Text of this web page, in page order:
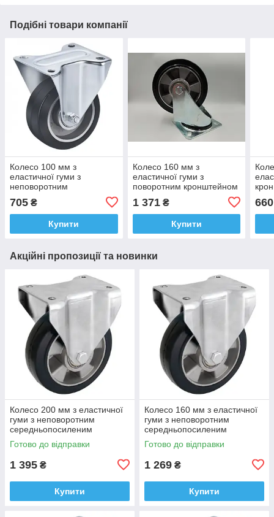
Подібні товари компанії
Колесо 100 мм з
еластичної гуми з
неповоротним
кронштейном "Standard"
(200 кг)
705 ₴
Купити
Колесо 160 мм з
еластичної гуми з
поворотним кронштейном
1 371₴
Купити
660
Акційні пропозиції та новинки
Колесо 200 мм з еластичної
гуми з неповоротним
середньопосиленим
кронштейном (500 кг)
Готово до відправки
1 395 ₴
Купити
Колесо 160 мм з еластичної
гуми з неповоротним
середньопосиленим
кронштейном (400 кг)
Готово до відправки
1 269 ₴
Купити